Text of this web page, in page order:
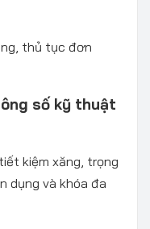
thủ tục đơn
số kỹ thuật
kiệm xăng, trọng
dụng và khóa đa